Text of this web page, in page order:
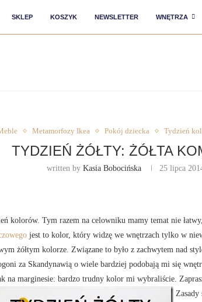
SKLEP KOSZYK NEWSLETTER WNĘTRZA
Metamorfozy Ikea Pokój dziecka Tydzień
TYDZIEŃ ŻÓŁTY: ŻÓŁTA
written by Kasia Bobocińska 25 lipca
kolorów. Tym razem na celowniku mamy temat nie
jest to kolor, który widzę we wnętrzach tylko w
żółtym kolorze. Związane to było z zachwytem nad
za Skandynawią o wiele bardziej podobają mi się
na marginesie: bardzo trudny kolor mi wybraliście.